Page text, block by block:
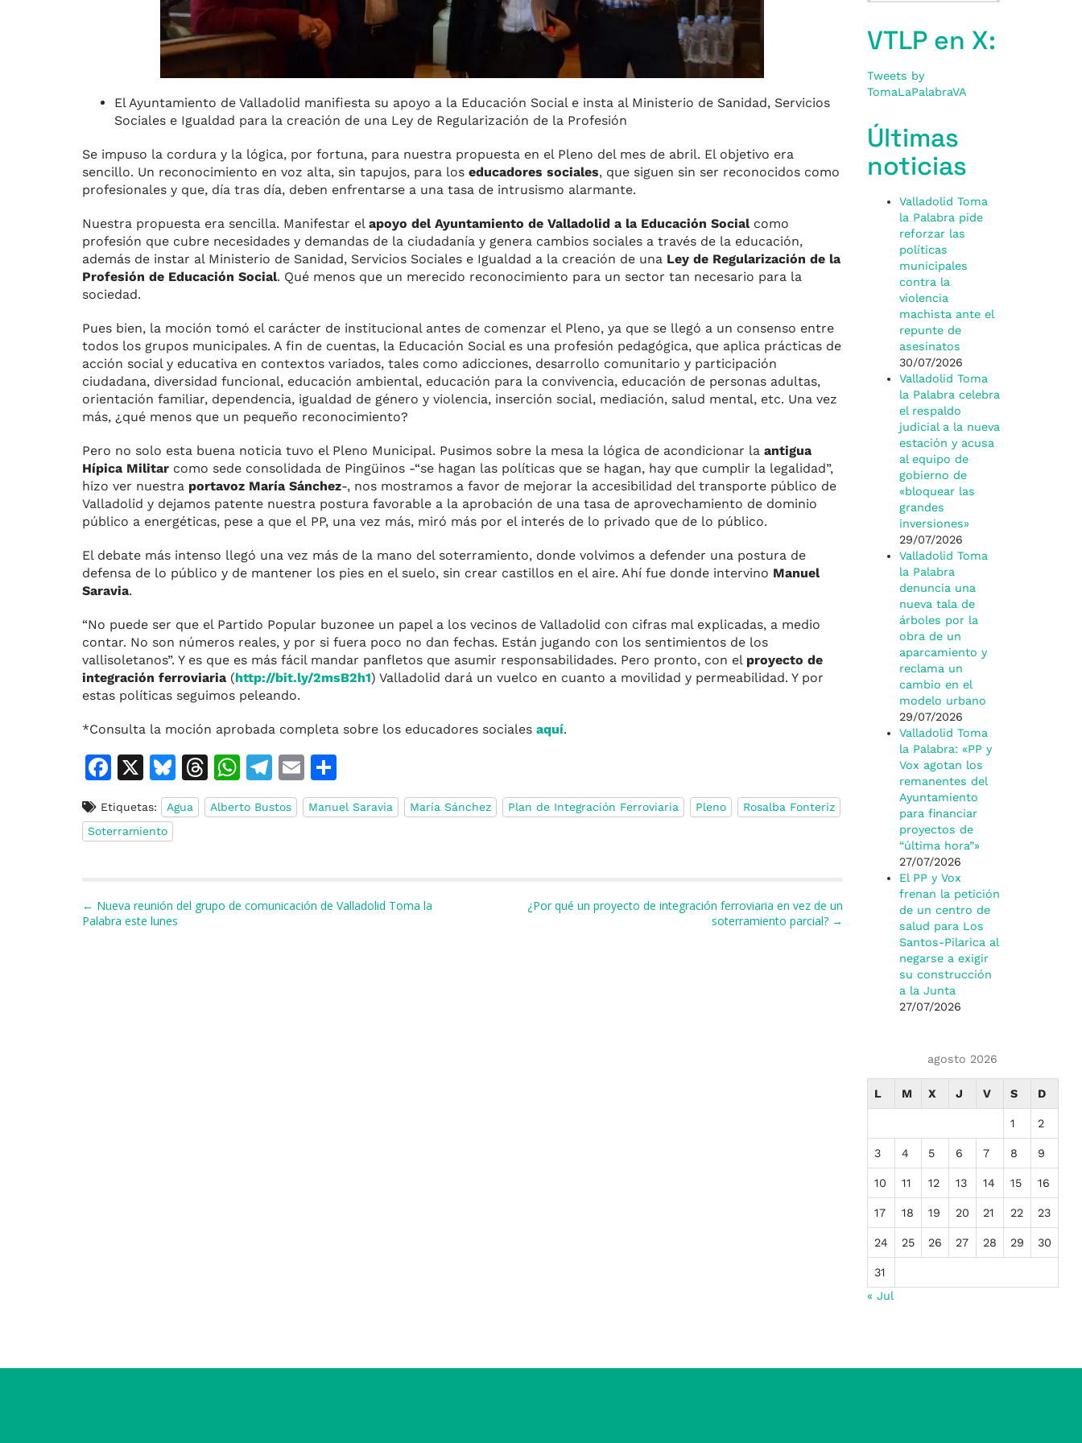
El Ayuntamiento de Valladolid manifiesta su apoyo a la Educación Social e insta al Ministerio de Sanidad, Servicios
Sociales e Igualdad para la creación de una Ley de Regularización de la Profesión
Se impuso la cordura y la lógica, por fortuna, para nuestra propuesta en el Pleno del mes de abril. El objetivo era
sencillo. Un reconocimiento en voz alta, sin tapujos, para los educadores sociales, que siguen sin ser reconocidos como
profesionales y que, día tras día, deben enfrentarse a una tasa de intrusismo alarmante.
Nuestra propuesta era sencilla. Manifestar el apoyo del Ayuntamiento de Valladolid a la Educación Socialcomo
profesión que cubre necesidades y demandas de la ciudadanía y genera cambios sociales a través de la educación,
además de instar al Ministerio de Sanidad, Servicios Sociales e Igualdad a la creación de una Ley de Regularización de la
Profesión de Educación Social. Qué menos que un merecido reconocimiento para un sector tan necesario para la
sociedad.
Pues bien, la moción tomó el carácter de institucional antes de comenzar el Pleno, ya que se llegó a un consenso entre
todos los grupos municipales. A fin de cuentas, la Educación Social es una profesión pedagógica, que aplica prácticas de
acción social y educativa en contextos variados, tales como adicciones, desarrollo comunitario y participación
ciudadana, diversidad funcional, educación ambiental, educación para la convivencia, educación de personas adultas,
orientación familiar, dependencia, igualdad de género y violencia, inserción social, mediación, salud mental, etc. Una vez
más, ¿qué menos que un pequeño reconocimiento?
Pero no solo esta buena noticia tuvo el Pleno Municipal. Pusimos sobre la mesa la lógica de acondicionar la antigua
Hípica Militar como sede consolidada de Pingüinos -“se hagan las políticas que se hagan, hay que cumplir la legalidad”,
hizo ver nuestra portavoz María Sánchez-, nos mostramos a favor de mejorar la accesibilidad del transporte público de
Valladolid y dejamos patente nuestra postura favorable a la aprobación de una tasa de aprovechamiento de dominio
público a energéticas, pese a que el PP, una vez más, miró más por el interés de lo privado que de lo público.
El debate más intenso llegó una vez más de la mano del soterramiento, donde volvimos a defender una postura de
defensa de lo público y de mantener los pies en el suelo, sin crear castillos en el aire. Ahí fue donde intervino Manuel
Saravia.
“No puede ser que el Partido Popular buzonee un papel a los vecinos de Valladolid con cifras mal explicadas, a medio
contar. No son números reales, y por si fuera poco no dan fechas. Están jugando con los sentimientos de los
vallisoletanos”. Y es que es más fácil mandar panfletos que asumir responsabilidades. Pero pronto, con el proyecto de
integración ferroviaria (http://bit.ly/2msB2h1) Valladolid dará un vuelco en cuanto a movilidad y permeabilidad. Y por
estas políticas seguimos peleando.
*Consulta la moción aprobada completa sobre los educadores sociales aquí.
F
c
e
o
o
X
Bl
u
e
y
T
h
re
s
W
h
at
p
T
el
e
m
E
m
ai
o
m
ti
Etiquetas: Agua Alberto Bustos Manuel Saravia María Sánchez Plan de Integración Ferroviaria Pleno
Rosalba Fonteriz
Soterramiento
Navegación de entradas
← Nueva reunión del grupo de comunicación de Valladolid Toma la
Palabra este lunes
¿Por qué un proyecto de integración ferroviaria en vez de un
soterramiento parcial? →
VTLP en X:
Tweets by
TomaLaPalabraVA
Últimas
noticias
Valladolid Toma
la Palabra pide
reforzar las
políticas
municipales
contra la
violencia
machista ante el
repunte de
asesinatos
30/07/2026
Valladolid Toma
la Palabra celebra
el respaldo
judicial a la nueva
estación y acusa
al equipo de
gobierno de
«bloquear las
grandes
inversiones»
29/07/2026
Valladolid Toma
la Palabra
denuncia una
nueva tala de
árboles por la
obra de un
aparcamiento y
reclama un
cambio en el
modelo urbano
29/07/2026
Valladolid Toma
la Palabra: «PP y
Vox agotan los
remanentes del
Ayuntamiento
para financiar
proyectos de
“última hora”»
27/07/2026
El PP y Vox
frenan la petición
de un centro de
salud para Los
Santos-Pilarica al
negarse a exigir
su construcción
a la Junta
27/07/2026
agosto 2026
L M X J V S D
1 2
3 4 5 6 7 8 9
10 11 12 13 14 15 16
17 18 19 20 21 22 23
24 25 26 27 28 29 30
31
« Jul